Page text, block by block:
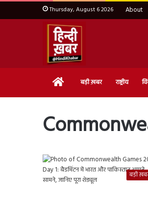
Thursday, August 6 2026 About
Home बड़ी ख़बर राष्ट्रीय
बड़ी